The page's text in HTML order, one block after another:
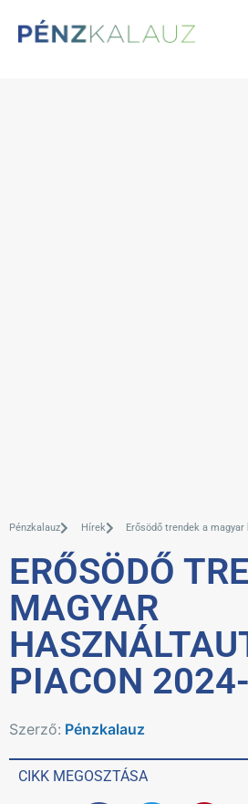
Pénzkalauz Hírek Erősödő trendek a
ERŐSÖDŐ
MAGYAR
PIACON
Szerző: Pénzkalauz
CIKK MEGOSZTÁSA